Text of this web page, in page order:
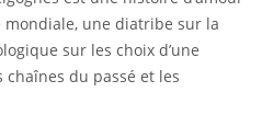
une diatribe sur la
sur les choix d’une
du passé et les